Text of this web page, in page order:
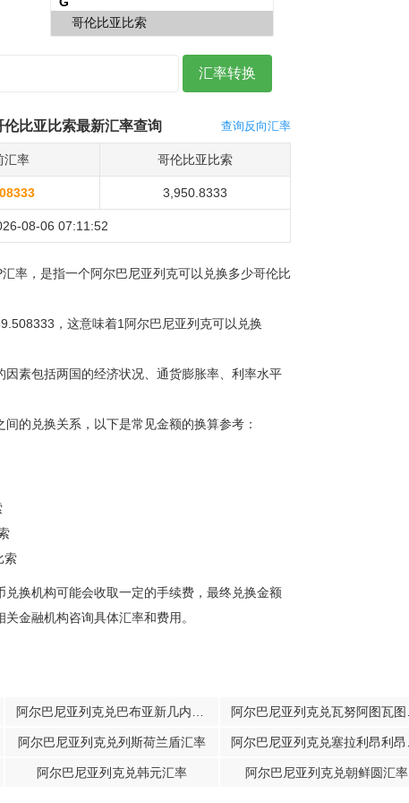
查询反向汇率
比亚比索最新汇率查询
汇率 哥伦比亚比索
3,950.8333
08-06 07:11:52
率，是指一个阿尔巴尼亚列克可以兑换多少哥伦比
，这意味着1阿尔巴尼亚列克可以兑换
素包括两国的经济状况、通货膨胀率、利率水平
的兑换关系，以下是常见金额的换算参考：
索
换机构可能会收取一定的手续费，最终兑换金额
金融机构咨询具体汇率和费用。
阿尔巴尼亚列克兑列斯荷兰盾汇率
阿尔巴尼亚列克兑韩元汇率 阿尔巴尼亚列克兑朝鲜圆汇率